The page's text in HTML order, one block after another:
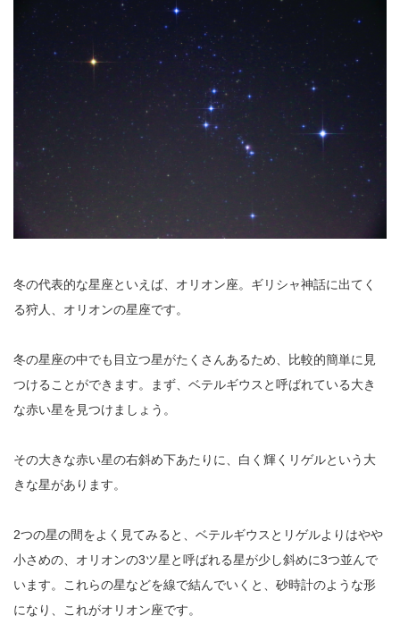
冬の代表的な星座といえば、オリオン座。ギリシャ神話に出てく
る狩人、オリオンの星座です。
冬の星座の中でも目立つ星がたくさんあるため、比較的簡単に見
つけることができます。まず、ベテルギウスと呼ばれている大き
な赤い星を見つけましょう。
その大きな赤い星の右斜め下あたりに、白く輝くリゲルという大
きな星があります。
2つの星の間をよく見てみると、ベテルギウスとリゲルよりはやや
小さめの、オリオンの3ツ星と呼ばれる星が少し斜めに3つ並んで
います。これらの星などを線で結んでいくと、砂時計のような形
になり、これがオリオン座です。